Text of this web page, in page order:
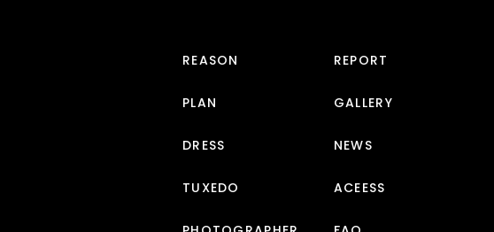
REASON
PLAN
DRESS
TUXEDO
REPORT
GALLERY
NEWS
ACEESS